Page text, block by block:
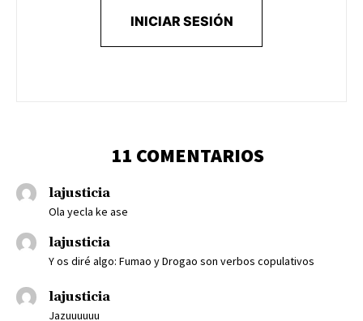
INICIAR SESIÓN
11 COMENTARIOS
lajusticia
Ola yecla ke ase
lajusticia
Y os diré algo: Fumao y Drogao son verbos copulativos
lajusticia
Jazuuuuuu